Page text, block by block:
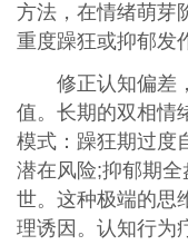
方法，在情绪萌芽
重度躁狂或抑郁发
修正认知偏差
值。长期的双相情
模式：躁狂期过度
潜在风险;抑郁期
世。这种极端的思
理诱因。认知行为